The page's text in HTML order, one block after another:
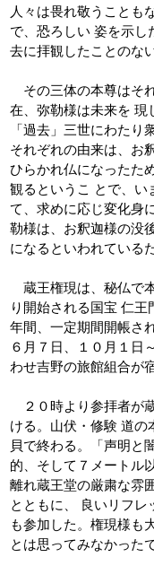
人々は畏れ敬うことも
で、恐ろしい 姿を示し
去に拝観したことのな
その三体の本尊はそ
在、弥勒様は未来を 現
「過去」三世にわたり
それぞれの由来は、お
ひらかれ仏になったた
観るというこ とで、い
て、求めに応じ変化身
勒様は、お釈迦様の没
になるといわれている
蔵王権現は、秘仏で
り開始される国宝 仁
年間、一定期間開帳さ
６月７日、１０月１日
わせ吉野の旅館組合が
２０時より参拝者が
ける。山伏・修験 道の
貝で終わる。「声明と
的、そして７メートル
離れ蔵王堂の厳粛な雰
とともに、 良いリフレ
も参加した。権現様も
とは思ってみなかった